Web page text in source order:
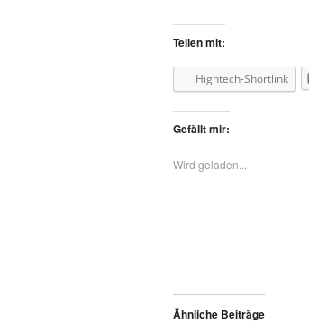
Teilen mit:
Hightech-Shortlink
Gefällt mir:
Wird geladen...
Ähnliche Beiträge